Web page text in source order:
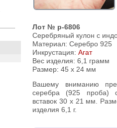
Лот № p-6806
Серебряный кулон с
Материал: Серебро 925
Инкрустация: Агат
Вес изделия: 6,1 грамм
Размер: 45 х 24 мм
Вашему вниманию предлагается кулон из стерлингового
серебра (925 проба)
вставок 30 х 21 мм.
изделия 6,1 г.